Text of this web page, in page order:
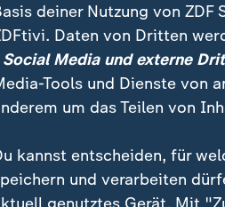
Schnee und Eis haben
auf den Alltag. Wo
deiner Nutzung von ZDF
Daten von Dritten
Social Media und externe
Tools und Dienste von
um das Teilen von
kannst entscheiden, für
und verarbeiten